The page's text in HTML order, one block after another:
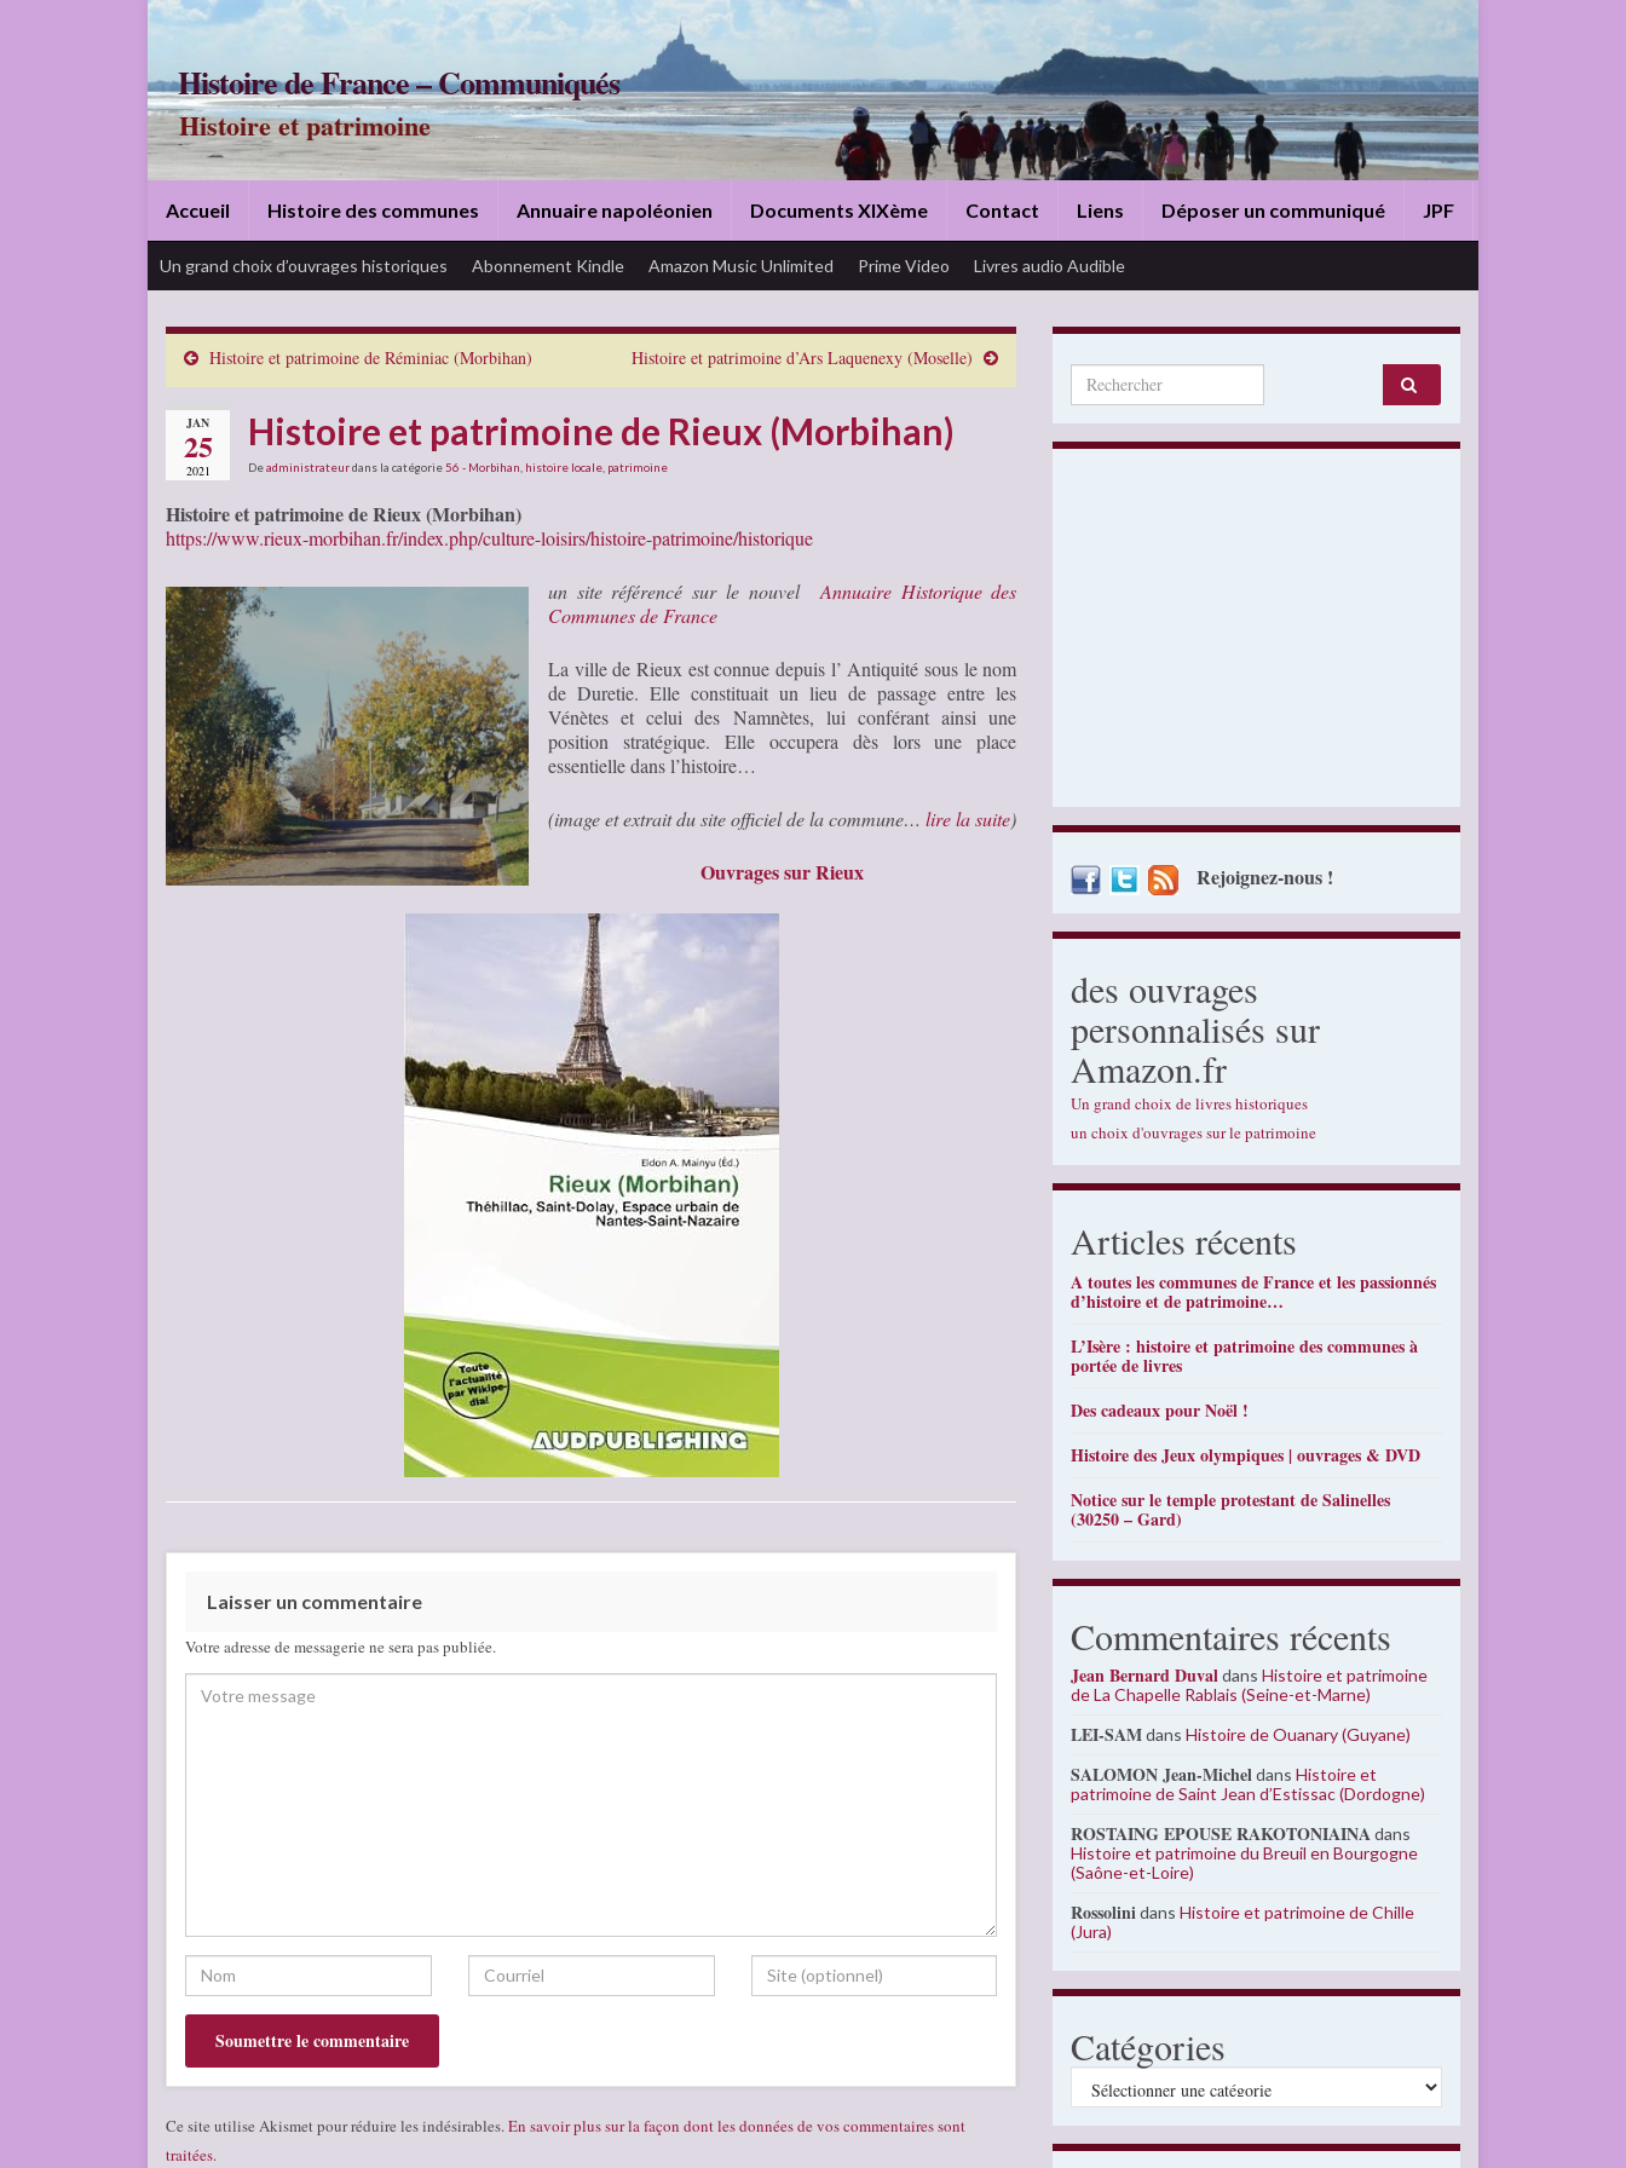
Histoire de France – Communiqués
Histoire et patrimoine
Accueil Histoire des communes Annuaire napoléonien Documents XIXème Contact Liens Déposer un communiqué JPF
Un grand choix d’ouvrages historiques Abonnement Kindle Amazon Music Unlimited Prime Video Livres audio Audible
Histoire et patrimoine de Réminiac (Morbihan) Histoire et patrimoine d’Ars Laquenexy (Moselle)
JAN
25
2021
Histoire et patrimoine de Rieux (Morbihan)
Deadministrateurdans la catégorie 56 - Morbihan histoire locale patrimoine
Histoire et patrimoine de Rieux (Morbihan)
https://www.rieux-morbihan.fr/index.php/culture-loisirs/histoire-patrimoine/historique
un site référencé sur le nouvel Annuaire Historique des
Communes de France
La ville de Rieux est connue depuis l’ Antiquité sous le nom
de Duretie. Elle constituait un lieu de passage entre les
Vénètes et celui des Namnètes, lui conférant ainsi une
position stratégique. Elle occupera dès lors une place
essentielle dans l’histoire…
(image et extrait du site officiel de la commune… lire la suite)
Ouvrages sur Rieux
Laisser un commentaire
Votre adresse de messagerie ne sera pas publiée.
Ce site utilise Akismet pour réduire les indésirables. En savoir plus sur la façon dont les données de vos commentaires sont
traitées.
Search for:
Rejoignez-nous !
des ouvrages
personnalisés sur
Amazon.fr
Un grand choix de livres historiques
un choix d'ouvrages sur le patrimoine
Articles récents
A toutes les communes de France et les passionnés
d’histoire et de patrimoine…
L’Isère : histoire et patrimoine des communes à
portée de livres
Des cadeaux pour Noël !
Histoire des Jeux olympiques | ouvrages & DVD
Notice sur le temple protestant de Salinelles
(30250 – Gard)
Commentaires récents
Jean Bernard DuvaldansHistoire et patrimoine
de La Chapelle Rablais (Seine-et-Marne)
LEI-SAMdansHistoire de Ouanary (Guyane)
SALOMON Jean-MicheldansHistoire et
patrimoine de Saint Jean d’Estissac (Dordogne)
ROSTAING EPOUSE RAKOTONIAINAdans
Histoire et patrimoine du Breuil en Bourgogne
(Saône-et-Loire)
RossolinidansHistoire et patrimoine de Chille
(Jura)
Catégories
Catégories